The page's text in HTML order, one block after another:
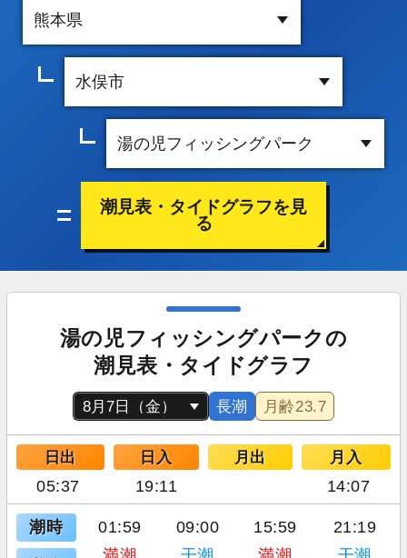
潮見表・タイドグラフを見
る
湯の児フィッシングパークの
潮見表・タイドグラフ
長潮 月齢23.7
日出 日入 月出 月入
05:37 19:11 14:07
潮時 01:59 09:00 15:59 21:19